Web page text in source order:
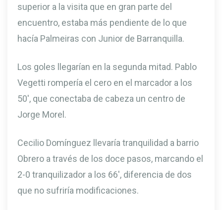
superior a la visita que en gran parte del
encuentro, estaba más pendiente de lo que
hacía Palmeiras con Junior de Barranquilla.
Los goles llegarían en la segunda mitad. Pablo
Vegetti rompería el cero en el marcador a los
50′, que conectaba de cabeza un centro de
Jorge Morel.
Cecilio Domínguez llevaría tranquilidad a barrio
Obrero a través de los doce pasos, marcando el
2-0 tranquilizador a los 66′, diferencia de dos
que no sufriría modificaciones.